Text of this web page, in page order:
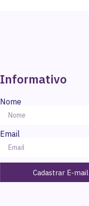
Informativo
Nome
Email
Cadastrar E-mail